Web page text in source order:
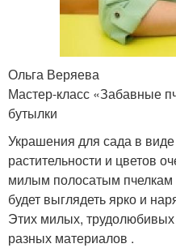
Ольга Веряева
Мастер-класс «Забавные
бутылки
Украшения для сада в
растительности и цветов
милым полосатым пчелкам
будет выглядеть ярко и
Этих милых,
разных материалов .